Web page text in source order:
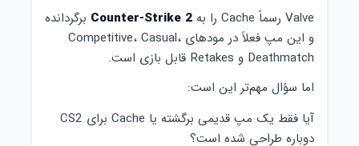
Valve رسماً Cache را به
Counter-Strike 2 برگردانده
و این مپ فعلاً در مودهای Competitive، Casual،
Deathmatch و Retakes قابل بازی است.
اما سؤال مهم‌تر این است:
آیا فقط یک مپ قدیمی برگشته یا Cache برای CS2
دوباره طراحی شده است؟